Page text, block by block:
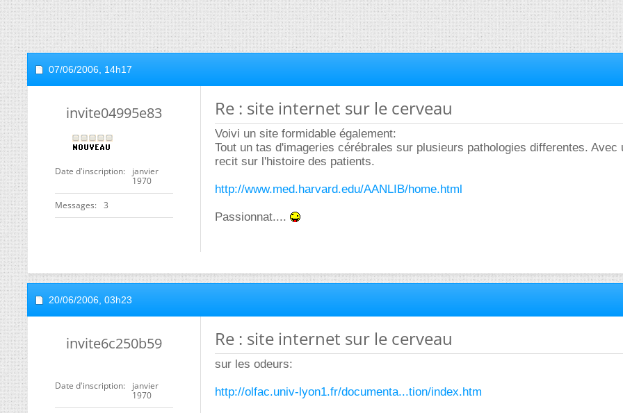
07/06/2006, 14h17
invite04995e83
Date d'inscription
janvier
1970
Messages 3
Re : site internet sur le cerveau
Voivi un site formidable également:
Tout un tas d'imageries cérébrales sur plusieurs pathologies differentes. Avec
recit sur l'histoire des patients.
http://www.med.harvard.edu/AANLIB/home.html
Passionnat....
20/06/2006, 03h23
invite6c250b59
Date d'inscription
janvier
1970
Re : site internet sur le cerveau
sur les odeurs:
http://olfac.univ-lyon1.fr/documenta...tion/index.htm